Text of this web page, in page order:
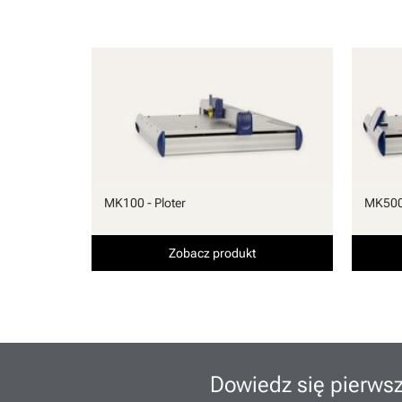
MK100 - Ploter
Zobacz produkt
Dowiedz się